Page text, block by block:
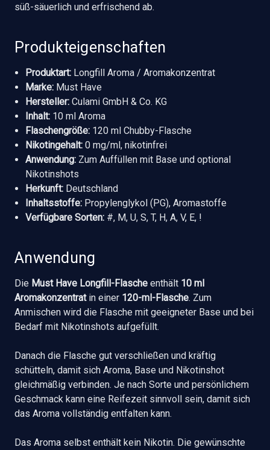
süß-säuerlich und erfrischend ab.
Produkteigenschaften
Produktart: Longfill Aroma / Aromakonzentrat
Marke: Must Have
Hersteller: Culami GmbH & Co. KG
Inhalt: 10 ml Aroma
Flaschengröße: 120 ml Chubby-Flasche
Nikotingehalt: 0 mg/ml, nikotinfrei
Anwendung: Zum Auffüllen mit Base und optional
Nikotinshots
Herkunft: Deutschland
Inhaltsstoffe: Propylenglykol (PG), Aromastoffe
Verfügbare Sorten: #, M, U, S, T, H, A, V, E, !
Anwendung
Die Must Have Longfill-Flasche enthält 10 ml
Aromakonzentratin einer 120-ml-Flasche. Zum
Anmischen wird die Flasche mit geeigneter Base und bei
Bedarf mit Nikotinshots aufgefüllt.
Danach die Flasche gut verschließen und kräftig
schütteln, damit sich Aroma, Base und Nikotinshot
gleichmäßig verbinden. Je nach Sorte und persönlichem
Geschmack kann eine Reifezeit sinnvoll sein, damit sich
das Aroma vollständig entfalten kann.
Das Aroma selbst enthält kein Nikotin. Die gewünschte